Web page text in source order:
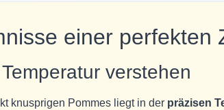
einer perfekten
verstehen
knusprigen Pommes liegt in der präzisen